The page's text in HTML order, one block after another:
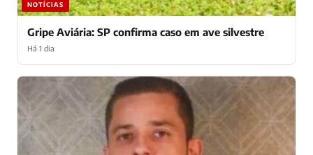
NOTÍCIAS
Gripe Aviária: SP confirma caso em ave silvestre
Há 1 dia